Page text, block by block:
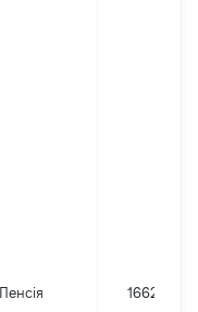
Пенсія 16621